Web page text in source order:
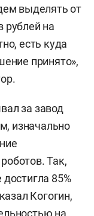
выделять от
рублей на
есть куда
принято»,
за завод
изначально
Так,
85%
Когогин,
на